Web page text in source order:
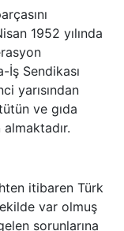
1952 yılında
İş Sendikası
yarısından
ve gıda
itibaren Türk
var olmuş
sorunlarına